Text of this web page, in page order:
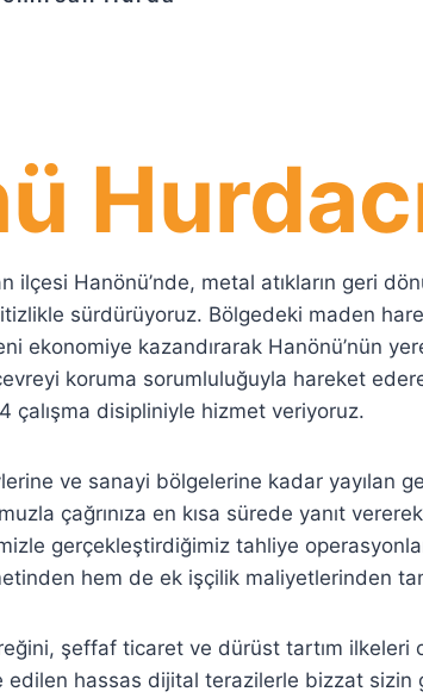
ilçesi Hanönü’nde, metal atıkların geri
sürdürüyoruz. Bölgedeki maden
ekonomiye kazandırarak Hanönü’nün
koruma sorumluluğuyla hareket
çalışma disipliniyle hizmet veriyoruz.
ve sanayi bölgelerine kadar yayılan
çağrınıza en kısa sürede yanıt
gerçekleştirdiğimiz tahliye
hem de ek işçilik maliyetlerinden
şeffaf ticaret ve dürüst tartım ilkeleri
edilen hassas dijital terazilerle bizzat